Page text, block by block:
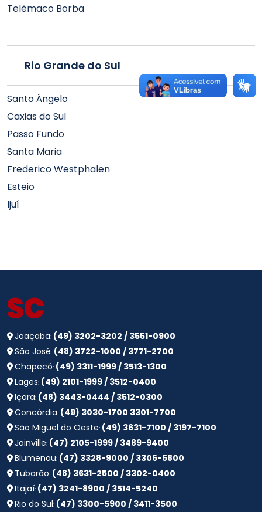
Telêmaco Borba
Rio Grande do Sul
Santo Ângelo
Caxias do Sul
Passo Fundo
Santa Maria
Frederico Westphalen
Esteio
Ijuí
SC
Joaçaba:
(49) 3202-3202 / 3551-0900
São José:
(48) 3722-1000 / 3771-2700
Chapecó: (49) 3311-1999 / 3513-1300
Lages: (49) 2101-1999 / 3512-0400
Içara: (48) 3443-0444 / 3512-0300
Concórdia: (49) 3030-1700 3301-7700
São Miguel do Oeste:
(49) 3631-7100 / 3197-7100
Joinville:
(47) 2105-1999 / 3489-9400
Blumenau: (47) 3328-9000 / 3306-5800
Tubarão:
(48) 3631-2500 / 3302-0400
Itajaí:
(47) 3241-8900 / 3514-5240
Rio do Sul:
(47) 3300-5900 / 3411-3500